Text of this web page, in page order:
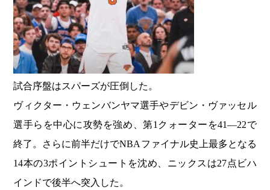
試合序盤はスパーズが圧倒した。
ヴィクター・ウェンバンヤマ選手やデビン・ヴァッセル
選手らを中心に攻勢を強め、第1クォーターを41―22で
終了。さらに前半だけでNBAファイナル史上最多となる
14本の3ポイントシュートを沈め、ニックスは27点ビハ
インドで後半へ突入した。